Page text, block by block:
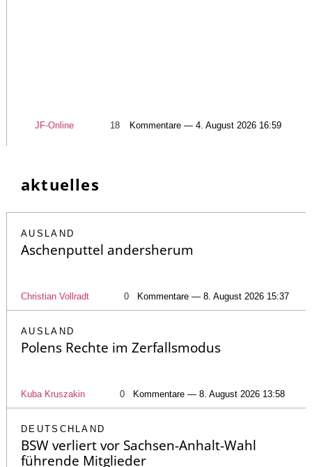
JF-Online 18 Kommentare — 4. August 2026 16:59
aktuelles
AUSLAND
Aschenputtel andersherum
Christian Vollradt 0 Kommentare — 8. August 2026 15:37
AUSLAND
Polens Rechte im Zerfallsmodus
Kuba Kruszakin 0 Kommentare — 8. August 2026 13:58
DEUTSCHLAND
BSW verliert vor Sachsen-Anhalt-Wahl
führende Mitglieder